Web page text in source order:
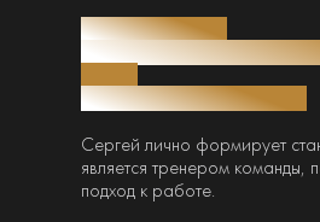
— Чемпион России
— Бронзовый призёр
— Призёр чемпионата мира
Сергей лично формирует
является тренером команды,
подход к работе.